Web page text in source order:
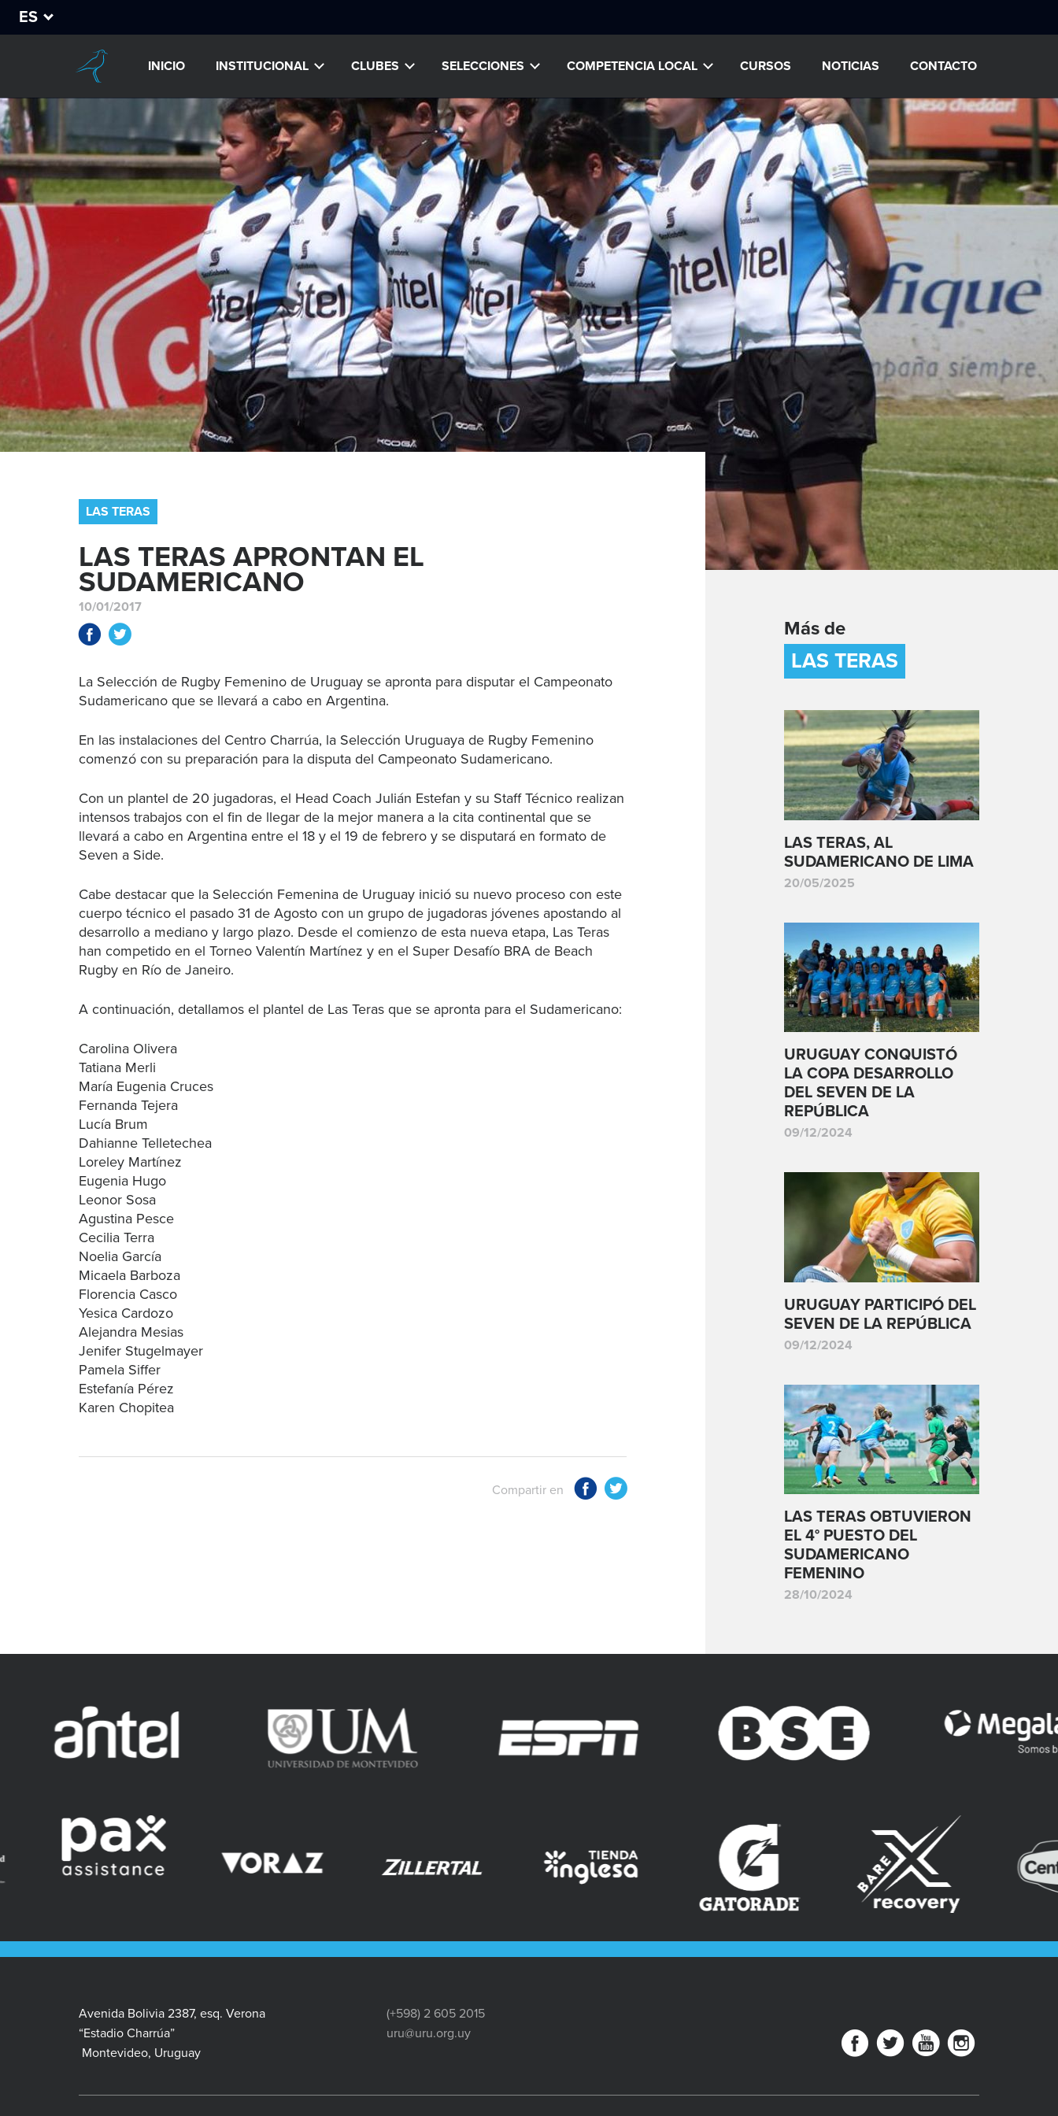
ES
INICIO INSTITUCIONAL CLUBES SELECCIONES COMPETENCIA LOCAL CURSOS NOTICIAS CONTACTO
LAS TERAS
LAS TERAS APRONTAN EL
SUDAMERICANO
10/01/2017
La Selección de Rugby Femenino de Uruguay se apronta para disputar el Campeonato
Sudamericano que se llevará a cabo en Argentina.
En las instalaciones del Centro Charrúa, la Selección Uruguaya de Rugby Femenino
comenzó con su preparación para la disputa del Campeonato Sudamericano.
Con un plantel de 20 jugadoras, el Head Coach Julián Estefan y su Staff Técnico realizan
intensos trabajos con el fin de llegar de la mejor manera a la cita continental que se
llevará a cabo en Argentina entre el 18 y el 19 de febrero y se disputará en formato de
Seven a Side.
Cabe destacar que la Selección Femenina de Uruguay inició su nuevo proceso con este
cuerpo técnico el pasado 31 de Agosto con un grupo de jugadoras jóvenes apostando al
desarrollo a mediano y largo plazo. Desde el comienzo de esta nueva etapa, Las Teras
han competido en el Torneo Valentín Martínez y en el Super Desafío BRA de Beach
Rugby en Río de Janeiro.
A continuación, detallamos el plantel de Las Teras que se apronta para el Sudamericano:
Carolina Olivera
Tatiana Merli
María Eugenia Cruces
Fernanda Tejera
Lucía Brum
Dahianne Telletechea
Loreley Martínez
Eugenia Hugo
Leonor Sosa
Agustina Pesce
Cecilia Terra
Noelia García
Micaela Barboza
Florencia Casco
Yesica Cardozo
Alejandra Mesias
Jenifer Stugelmayer
Pamela Siffer
Estefanía Pérez
Karen Chopitea
Compartir en
Más de
LAS TERAS
LAS TERAS, AL
SUDAMERICANO DE LIMA
20/05/2025
URUGUAY CONQUISTÓ
LA COPA DESARROLLO
DEL SEVEN DE LA
REPÚBLICA
09/12/2024
URUGUAY PARTICIPÓ DEL
SEVEN DE LA REPÚBLICA
09/12/2024
LAS TERAS OBTUVIERON
EL 4° PUESTO DEL
SUDAMERICANO
FEMENINO
28/10/2024
Avenida Bolivia 2387, esq. Verona
“Estadio Charrúa”
Montevideo, Uruguay
(+598) 2 605 2015
uru@uru.org.uy